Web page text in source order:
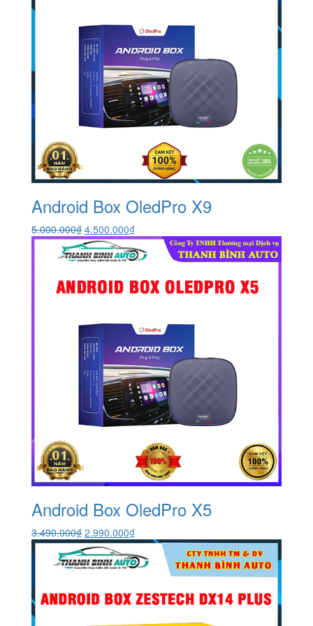
Android Box OledPro X9
5.000.000₫ Giá
gốc
là:
4.500.000₫Giá
hiện
tại
4.500.000₫.
Android Box OledPro X5
3.490.000₫ Giá
gốc
là:
3.490.000₫.
2.990.000₫Giá
hiện
tại